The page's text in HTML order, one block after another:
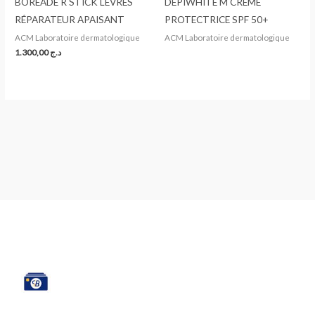
RÉPARATEUR APAISANT
ACM Laboratoire dermatologique
د.ج1.300,00
PROTECTRICE SPF 50+
ACM Laboratoire dermatologique